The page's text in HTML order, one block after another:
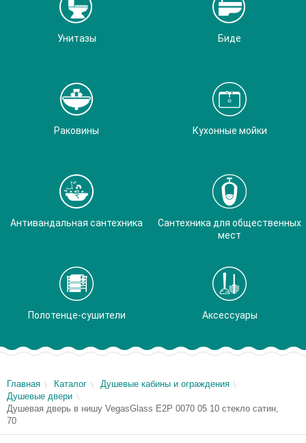
Унитазы Биде
Раковины Кухонные мойки
Антивандальная сантехника
Сантехника для общественных
мест
Полотенце-сушители Аксессуары
Главная Каталог
Душевые кабины и ограждения
Душевые двери
Душевая дверь в нишу VegasGlass E2P 0070 05 10 стекло сатин,
70